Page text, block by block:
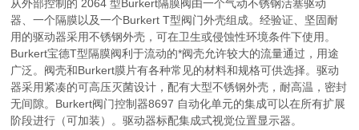
从外部控制的 2064 型Burkert隔膜阀由一个气动不锈钢活塞驱动
器、一个隔膜以及一个Burkert T型阀门外壳组成。经验证、坚固耐
用的驱动器采用不锈钢外壳，可在卫生或侵蚀性环境条件下使用。
Burkert宝德T型隔膜阀利于流动的*阀壳允许较大的流量通过，用途
广泛。阀壳和Burkert膜片有各种常见的材料和规格可供选择。驱动
器采用紧凑的可高压灭菌设计，配有大型不锈钢外壳，耐高温，密封
无间隙。Burkert阀门控制器8697 自动化单元的集成可以在所有扩展
阶段进行（可加装）。驱动器标配集成式视觉位置显示器。